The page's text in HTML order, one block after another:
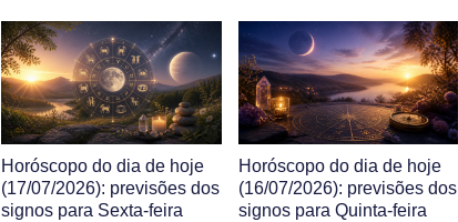
Horóscopo do dia de hoje
(17/07/2026): previsões dos
signos para Sexta-feira
Horóscopo do dia de hoje
(16/07/2026): previsões dos
signos para Quinta-feira